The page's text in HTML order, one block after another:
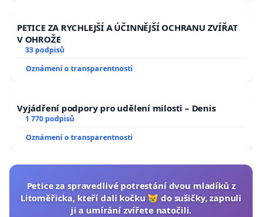
PETICE ZA RYCHLEJŠÍ A ÚČINNĚJŠÍ OCHRANU ZVÍŘAT
V OHROŽE
33 podpisů
Oznámení o transparentnosti
Vyjádření podpory pro udělení milosti – Denis
1 770 podpisů
Oznámení o transparentnosti
Petice za spravedlivé potrestání dvou mladíků z
Litoměřicka, kteří dali kočku 😿 do sušičky, zapnuli
ji a umírání zvířete natočili.